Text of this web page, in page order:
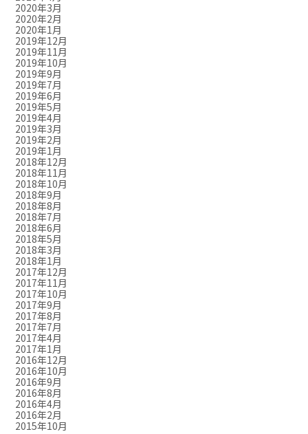
2020年3月
2020年2月
2020年1月
2019年12月
2019年11月
2019年10月
2019年9月
2019年7月
2019年6月
2019年5月
2019年4月
2019年3月
2019年2月
2019年1月
2018年12月
2018年11月
2018年10月
2018年9月
2018年8月
2018年7月
2018年6月
2018年5月
2018年3月
2018年1月
2017年12月
2017年11月
2017年10月
2017年9月
2017年8月
2017年7月
2017年4月
2017年1月
2016年12月
2016年10月
2016年9月
2016年8月
2016年4月
2016年2月
2015年10月